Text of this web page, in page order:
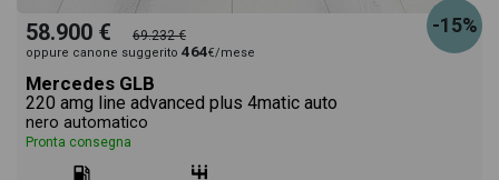
-15%
58.900 € 69.232 €
oppure canone suggerito 464€/mese
Mercedes GLB
220 amg line advanced plus 4matic auto
nero automatico
Pronta consegna